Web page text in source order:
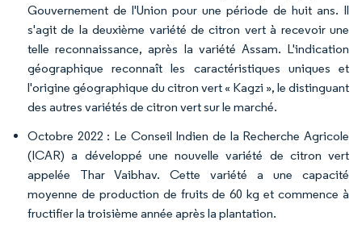
Gouvernement de l'Union pour une période de huit ans. Il
s'agit de la deuxième variété de citron vert à recevoir une
telle reconnaissance, après la variété Assam. L'indication
géographique reconnaît les caractéristiques uniques et
l'origine géographique du citron vert « Kagzi », le distinguant
des autres variétés de citron vert sur le marché.
Octobre 2022 : Le Conseil Indien de la Recherche Agricole
(ICAR) a développé une nouvelle variété de citron vert
appelée Thar Vaibhav. Cette variété a une capacité
moyenne de production de fruits de 60 kg et commence à
fructifier la troisième année après la plantation.